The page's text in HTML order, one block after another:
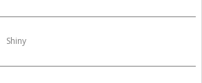
Shiny